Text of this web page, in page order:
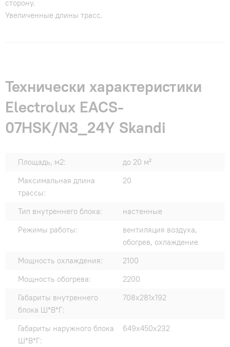
сторону.
Увеличенные длины трасс.
Технически характеристики
Electrolux EACS-
07HSK/N3_24Y Skandi
Площадь, м2:
до 20 м²
Максимальная длина
трассы:
20
Тип внутреннего блока:
настенные
Режимы работы:
вентиляция воздуха,
обогрев, охлаждение
Мощность охлаждения:
2100
Мощность обогрева:
2200
Габариты внутреннего
блока Ш*В*Г:
708x281x192
Габариты наружного блока
Ш*В*Г:
649x450x232